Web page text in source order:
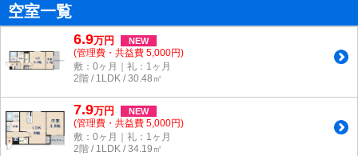
空室一覧
6.9万円 NEW
(管理費・共益費 5,000円)
敷：0ヶ月｜礼：1ヶ月
2階 / 1LDK / 30.48㎡
7.9万円 NEW
(管理費・共益費 5,000円)
敷：0ヶ月｜礼：1ヶ月
2階 / 1LDK / 34.19㎡